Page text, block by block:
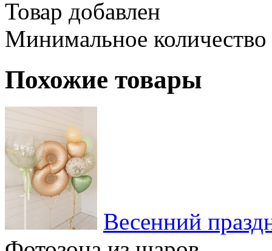
Товар добавлен
Минимальное
Похожие товары
Весенний